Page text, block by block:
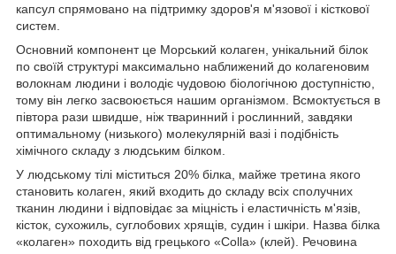
капсул спрямовано на підтримку здоров'я м'язової і кісткової
систем.
Основний компонент це Морський колаген, унікальний білок
по своїй структурі максимально наближений до колагеновим
волокнам людини і володіє чудовою біологічною доступністю,
тому він легко засвоюється нашим організмом. Всмоктується в
півтора рази швидше, ніж тваринний і рослинний, завдяки
оптимальному (низького) молекулярній вазі і подібність
хімічного складу з людським білком.
У людському тілі міститься 20% білка, майже третина якого
становить колаген, який входить до складу всіх сполучних
тканин людини і відповідає за міцність і еластичність м'язів,
кісток, сухожиль, суглобових хрящів, судин і шкіри. Назва білка
«колаген» походить від грецького «Сolla» (клей). Речовина